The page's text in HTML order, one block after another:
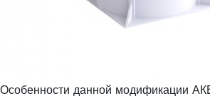
Особенности данной модификации